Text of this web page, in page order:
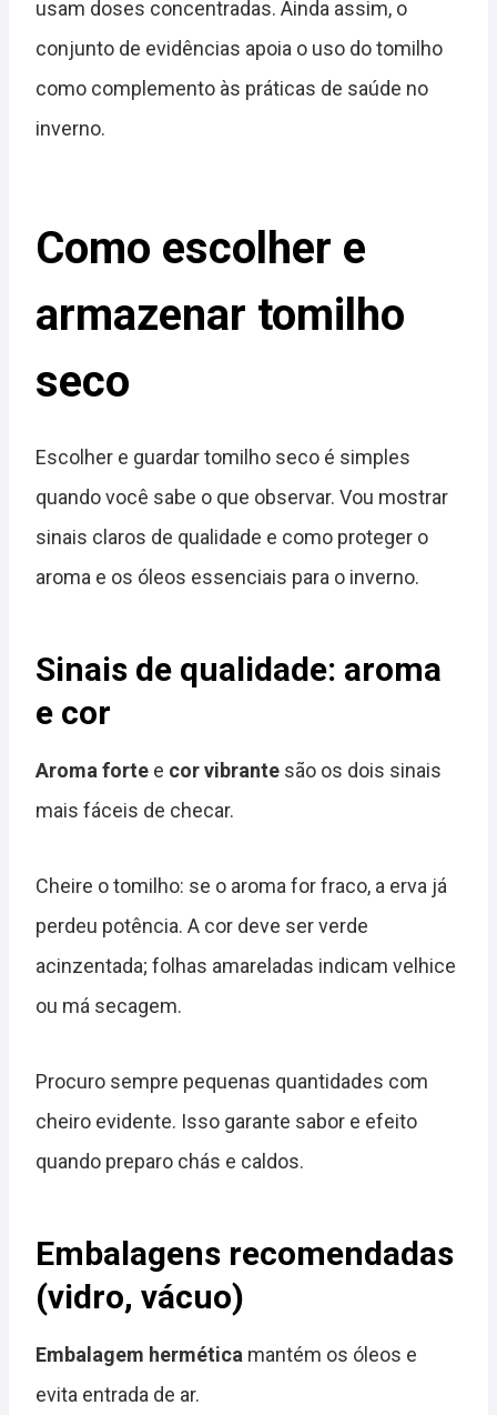
usam doses concentradas. Ainda assim, o
conjunto de evidências apoia o uso do tomilho
como complemento às práticas de saúde no
inverno.
Como escolher e
armazenar tomilho
seco
Escolher e guardar tomilho seco é simples
quando você sabe o que observar. Vou mostrar
sinais claros de qualidade e como proteger o
aroma e os óleos essenciais para o inverno.
Sinais de qualidade: aroma
e cor
Aroma forte e cor vibrante são os dois sinais
mais fáceis de checar.
Cheire o tomilho: se o aroma for fraco, a erva já
perdeu potência. A cor deve ser verde
acinzentada; folhas amareladas indicam velhice
ou má secagem.
Procuro sempre pequenas quantidades com
cheiro evidente. Isso garante sabor e efeito
quando preparo chás e caldos.
Embalagens recomendadas
(vidro, vácuo)
Embalagem hermética mantém os óleos e
evita entrada de ar.